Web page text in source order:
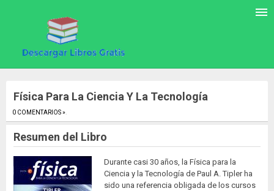
Física Para La Ciencia Y La Tecnología
0 COMENTARIOS ».
Resumen del Libro
Durante casi 30 años, la Física para la
Ciencia y la Tecnología de Paul A. Tipler ha
sido una referencia obligada de los cursos